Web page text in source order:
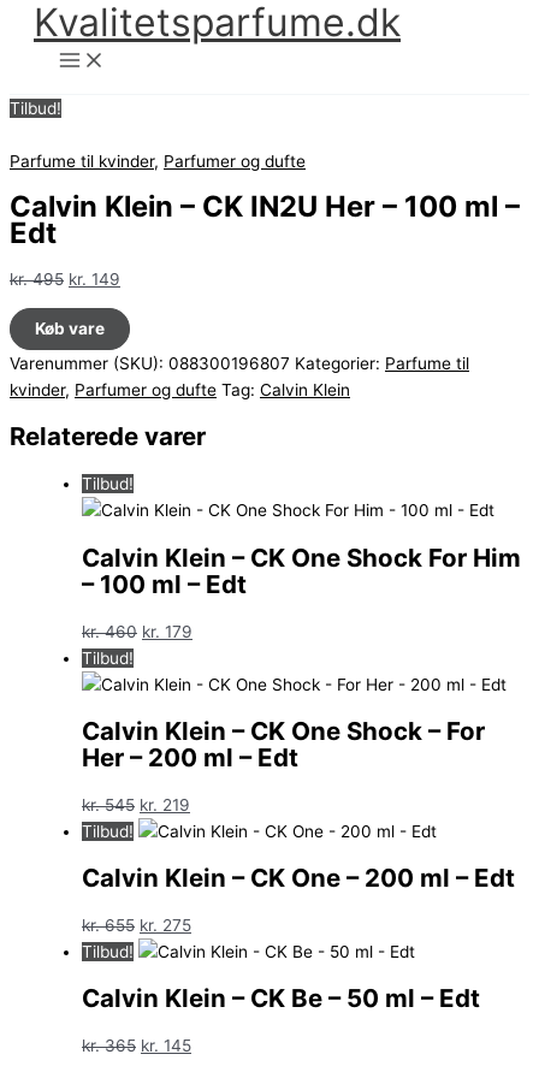
Kvalitetsparfume.dk
Tilbud!
Parfume til kvinder, Parfumer og dufte
Calvin Klein – CK IN2U Her – 100 ml –
Edt
kr.495 Den
oprindelige
pris
var:
kr. 495.
kr. 149
pris
er:
kr. 149.
Køb vare
Varenummer (SKU): 088300196807 Kategorier: Parfume til
kvinder, Parfumer og dufte Tag: Calvin Klein
Relaterede varer
Tilbud!
Calvin Klein – CK One Shock For Him
– 100 ml – Edt
kr.460 Den
pris
kr. 460.
kr. 179
pris
kr. 179.
Tilbud!
Calvin Klein – CK One Shock – For
Her – 200 ml – Edt
kr.545 Den
oprindelige
var:
kr. 219
aktuelle
er:
Tilbud!
Calvin Klein – CK One – 200 ml – Edt
kr.655 Den
oprindelige
var:
kr. 275Den
aktuelle
er:
Tilbud!
Calvin Klein – CK Be – 50 ml – Edt
kr.365 Den
kr. 145Den